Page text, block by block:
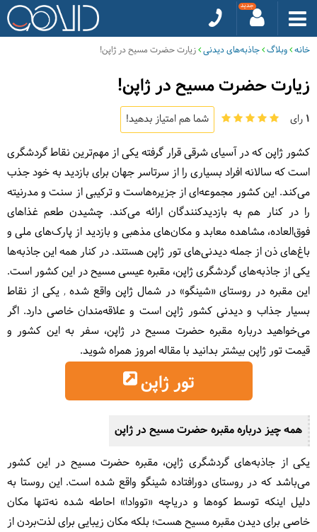
خانه وبلاگ جاذبه‌های دیدنی زیارت حضرت مسیح در ژاپن!
زیارت حضرت مسیح در ژاپن!
1 رای شما هم امتیاز بدهید!
کشور ژاپن که در آسیای شرقی قرار گرفته یکی از مهم‌ترین نقاط گردشگری
است که سالانه افراد بسیاری را از سرتاسر جهان برای بازدید به خود جذب
می‌کند. این کشور مجموعه‌ای از جزیره‌هاست و ترکیبی از سنت و مدرنیته
را در کنار هم به بازدیدکنندگان ارائه می‌کند. چشیدن طعم غذاهای
فوق‌العاده، مشاهده معابد و مکان‌های مذهبی و بازدید از پارک‌های ملی و
باغ‌های ذن از جمله دیدنی‌های تور ژاپن هستند. در کنار همه این جاذبه‌ها
یکی از جاذبه‌های گردشگری ژاپن، مقبره عیسی مسیح در این کشور است.
این مقبره در روستای «شینگو» در شمال ژاپن واقع شده , یکی از نقاط
بسیار جذاب و دیدنی کشور ژاپن است و علاقه‌مندان خاصی دارد. اگر
می‌خواهید درباره مقبره حضرت مسیح در ژاپن، سفر به این کشور و
قیمت تور ژاپن بیشتر بدانید با مقاله امروز همراه شوید.
تور ژاپن
همه چیز درباره مقبره حضرت مسیح در ژاپن
یکی از جاذبه‌های گردشگری ژاپن، مقبره حضرت مسیح در این کشور
می‌باشد که در روستای دورافتاده شینگو واقع شده است. این روستا به
دلیل اینکه توسط کوه‌ها و دریاچه «تووادا» احاطه شده نه‌تنها مکان
خاصی برای دیدن مقبره مسیح هست؛ بلکه مکان زیبایی برای لذت‌بردن از